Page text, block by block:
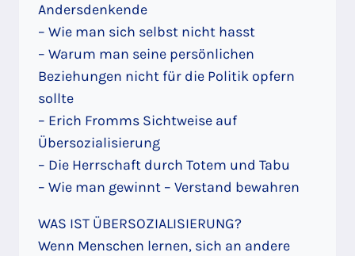
Andersdenkende
– Wie man sich selbst nicht hasst
– Warum man seine persönlichen
Beziehungen nicht für die Politik opfern
sollte
– Erich Fromms Sichtweise auf
Übersozialisierung
– Die Herrschaft durch Totem und Tabu
– Wie man gewinnt – Verstand bewahren
WAS IST ÜBERSOZIALISIERUNG?
Wenn Menschen lernen, sich an andere